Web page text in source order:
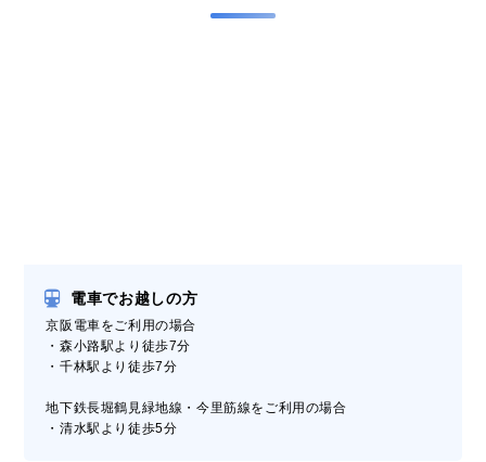
電車でお越しの方
京阪電車をご利用の場合
・森小路駅より徒歩7分
・千林駅より徒歩7分
地下鉄長堀鶴見緑地線・今里筋線をご利用の場合
・清水駅より徒歩5分